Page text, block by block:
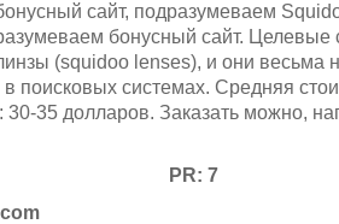
сайт, подразумеваем
бонусный сайт. Целевые
(squidoo lenses), и они весьма
поисковых системах. Средняя
30-35 долларов. Заказать можно,
PR: 7